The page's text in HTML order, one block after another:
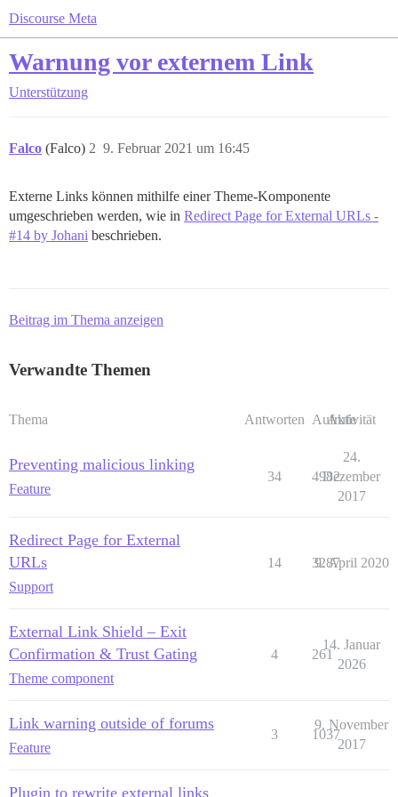
Discourse Meta
Warnung vor externem Link
Unterstützung
Falco (Falco) 9. Februar 2021 um 16:45
2
Externe Links können mithilfe einer Theme-Komponente
umgeschrieben werden, wie in Redirect Page for External URLs -
#14 by Johani beschrieben.
Beitrag im Thema anzeigen
Verwandte Themen
Thema Antworten Aufrufe
Aktivität
Preventing malicious linking
Feature
34 4982
24.
Dezember
2017
Redirect Page for External
URLs
Support
14 3287
9. April 2020
External Link Shield – Exit
Confirmation & Trust Gating
Theme component
4 261
14. Januar
2026
Link warning outside of forums
Feature
3 1037
9. November
2017
Plugin to rewrite external links